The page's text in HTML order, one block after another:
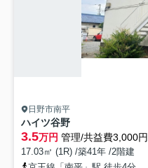
日野市南平
ハイツ谷野
3.5万円 管理/共益費3,000円
17.03㎡ (1R) /築41年 /2階建